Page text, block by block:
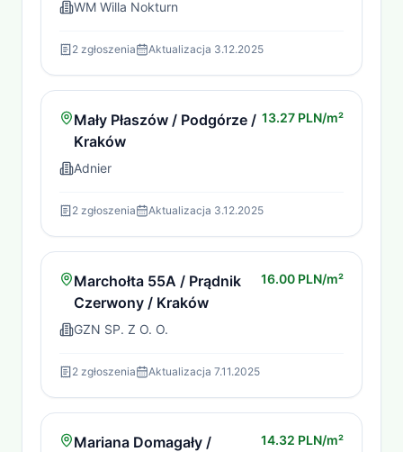
WM Willa Nokturn
2 zgłoszenia Aktualizacja 3.12.2025
Mały Płaszów / Podgórze /
Kraków
Adnier
13.27 PLN/m²
2 zgłoszenia Aktualizacja 3.12.2025
Marchołta 55A / Prądnik
Czerwony / Kraków
GZN SP. Z O. O.
16.00 PLN/m²
2 zgłoszenia Aktualizacja 7.11.2025
Mariana Domagały /
14.32 PLN/m²